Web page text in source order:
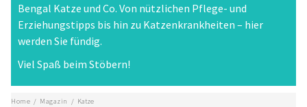
Bengal Katze und Co. Von nützlichen Pflege- und
Erziehungstipps bis hin zu Katzenkrankheiten – hier
werden Sie fündig.
Viel Spaß beim Stöbern!
Home / Magazin / Katze